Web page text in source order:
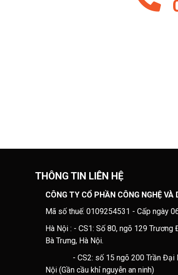
THÔNG TIN LIÊN HỆ
CÔNG TY CỔ PHẦN CÔNG NGHỆ VÀ
Mã số thuế: 0109254531 - Cấp ngày
Hà Nội : - CS1: Số 80, ngõ 129 Trương
Bà Trưng, Hà Nội.
- CS2: số 15 ngõ 200 Trần Đại
Nội (Gần cầu khỉ nguyễn an ninh)